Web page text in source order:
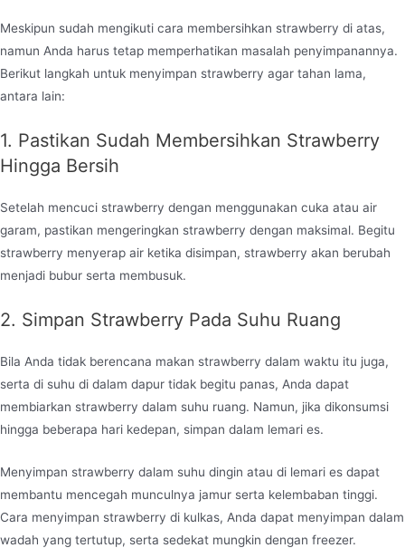
Meskipun sudah mengikuti cara membersihkan strawberry di atas,
namun Anda harus tetap memperhatikan masalah penyimpanannya.
Berikut langkah untuk menyimpan strawberry agar tahan lama,
antara lain:
1. Pastikan Sudah Membersihkan Strawberry
Hingga Bersih
Setelah mencuci strawberry dengan menggunakan cuka atau air
garam, pastikan mengeringkan strawberry dengan maksimal. Begitu
strawberry menyerap air ketika disimpan, strawberry akan berubah
menjadi bubur serta membusuk.
2. Simpan Strawberry Pada Suhu Ruang
Bila Anda tidak berencana makan strawberry dalam waktu itu juga,
serta di suhu di dalam dapur tidak begitu panas, Anda dapat
membiarkan strawberry dalam suhu ruang. Namun, jika dikonsumsi
hingga beberapa hari kedepan, simpan dalam lemari es.
Menyimpan strawberry dalam suhu dingin atau di lemari es dapat
membantu mencegah munculnya jamur serta kelembaban tinggi.
Cara menyimpan strawberry di kulkas, Anda dapat menyimpan dalam
wadah yang tertutup, serta sedekat mungkin dengan freezer.